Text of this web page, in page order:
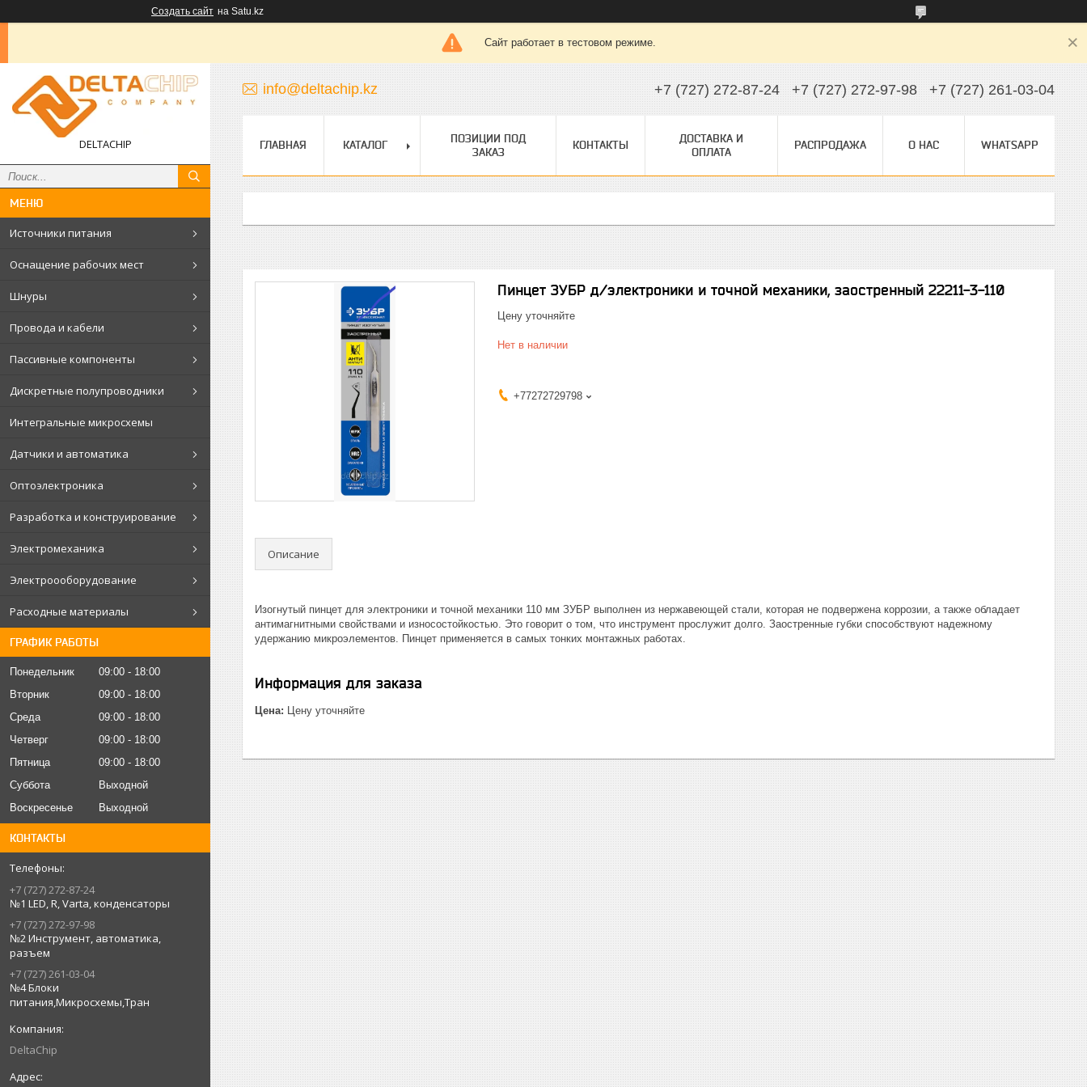
Создать сайт на Satu.kz
Сайт работает в тестовом режиме.
DELTACHIP
Источники питания
Оснащение рабочих мест
Шнуры
Провода и кабели
Пассивные компоненты
Дискретные полупроводники
Интегральные микросхемы
Датчики и автоматика
Оптоэлектроника
Разработка и конструирование
Электромеханика
Электроооборудование
Расходные материалы
ГРАФИК РАБОТЫ
Понедельник 09:00
18:00
Вторник
09:00
18:00
Среда
09:00
18:00
Четверг
09:00
18:00
Пятница
09:00
18:00
Суббота
Выходной
Воскресенье
Выходной
КОНТАКТЫ
+7 (727) 272-87-24
№1 LED, R, Varta, конденсаторы
+7 (727) 272-97-98
№2 Инструмент, автоматика,
разъем
+7 (727) 261-03-04
№4 Блоки
питания,Микросхемы,Тран
DeltaChip
info@deltachip.kz +7 (727) 272-87-24 +7 (727) 272-97-98 +7 (727) 261-03-04
ГЛАВНАЯ КАТАЛОГ
ПОЗИЦИИ ПОД
ЗАКАЗ
КОНТАКТЫ
ДОСТАВКА И
ОПЛАТА
РАСПРОДАЖА О НАС WHATSAPP
Пинцет ЗУБР д/электроники и точной механики, заостренный 22211-3-110
Цену уточняйте
Нет в наличии
+77272729798
Описание
Изогнутый пинцет для электроники и точной механики 110 мм ЗУБР выполнен из нержавеющей стали, которая не подвержена коррозии, а также обладает
антимагнитными свойствами и износостойкостью. Это говорит о том, что инструмент прослужит долго. Заостренные губки способствуют надежному
удержанию микроэлементов. Пинцет применяется в самых тонких монтажных работах.
Информация для заказа
Цена: Цену уточняйте